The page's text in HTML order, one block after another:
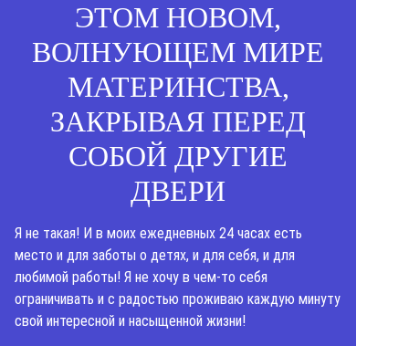
ЭТОМ НОВОМ,
ВОЛНУЮЩЕМ МИРЕ
МАТЕРИНСТВА,
ЗАКРЫВАЯ ПЕРЕД
СОБОЙ ДРУГИЕ
ДВЕРИ
Я не такая! И в моих ежедневных 24 часах есть
место и для заботы о детях, и для себя, и для
любимой работы! Я не хочу в чем-то себя
ограничивать и с радостью проживаю каждую минуту
свой интересной и насыщенной жизни!